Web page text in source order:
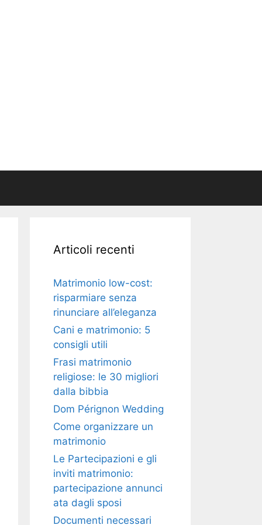
Articoli recenti
Matrimonio low-cost:
risparmiare senza
rinunciare all’eleganza
Cani e matrimonio: 5
consigli utili
Frasi matrimonio
religiose: le 30 migliori
dalla bibbia
Dom Pérignon Wedding
Come organizzare un
matrimonio
Le Partecipazioni e gli
inviti matrimonio:
partecipazione annunci
ata dagli sposi
Documenti necessari